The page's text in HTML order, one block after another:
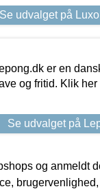
Se udvalget på
er en
og fritid. Klik
Se udvalget på
og anmeldt